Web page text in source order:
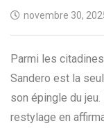
novembre 30,
Parmi les
Sandero est la
son épingle du
restylage en